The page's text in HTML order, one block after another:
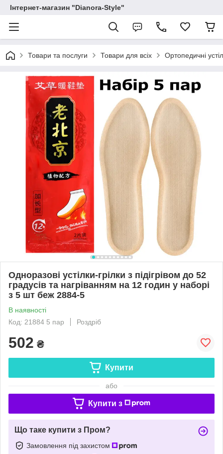
Інтернет-магазин "Dianora-Style"
Товари та послуги Товари для всіх Ортопедичні
Одноразові устілки-грілки з підігрівом до 52
градусів та нагріванням на 12 годин у наборі
з 5 шт беж 2884-5
В наявності
Код: 21884 5 пар
Роздріб
502 ₴
Купити
або
Купити з
Що таке купити з Пром?
Замовлення під захистом